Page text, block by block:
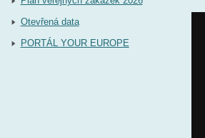
Otevřená data
PORTÁL YOUR EUROPE